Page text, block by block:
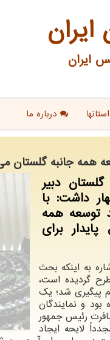
ایران
ایران
استانها درباره ما
همه جانبه گلستان
دبیر
داشت: با
توسعه همه
برای
به اینکه بحث
آزاد اینچه برون از سال ۱۳۹۲ مطرح گردیده است،
پیگیری شد؛ یک
و نمایندگان
رئیس جمهور
لایحه ایجاد